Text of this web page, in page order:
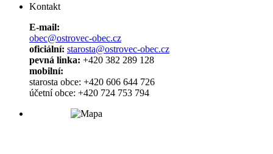
Kontakt
E-mail:
obec@ostrovec-obec.cz
oficiální: starosta@ostrovec-obec.cz
pevná linka: +420 382 289 128
mobilní:
starosta obce: +420 606 644 726
účetní obce: +420 724 753 794